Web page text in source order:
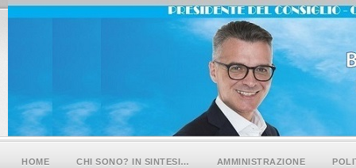
HOME CHI SONO? IN SINTESI… AMMINISTRAZIONE